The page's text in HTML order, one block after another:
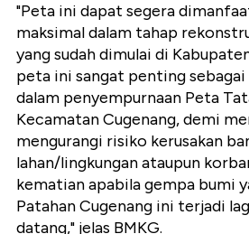
"Peta ini dapat segera
maksimal dalam tahap
yang sudah dimulai di
peta ini sangat penting sebagai
dalam penyempurnaan Peta
Kecamatan Cugenang, demi
mengurangi risiko kerusakan
lahan/lingkungan ataupun
kematian apabila gempa bumi
Patahan Cugenang ini terjadi
datang," jelas BMKG.